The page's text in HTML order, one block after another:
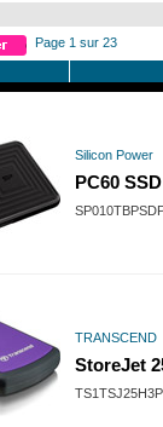
Page 1 sur 23
Silicon Power
PC60
TRANSCEND
StoreJet
TS1TSJ25H3P